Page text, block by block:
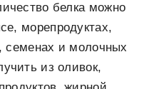
белка можно
морепродуктах,
семенах и молочных
из оливок,